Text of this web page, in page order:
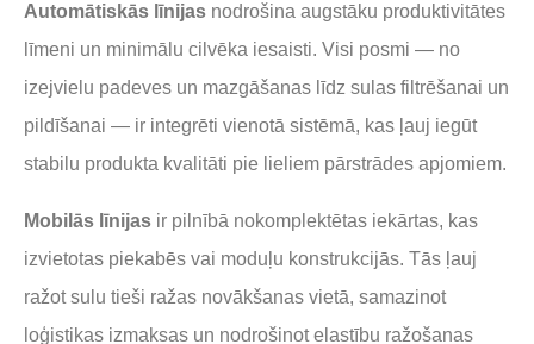
Automātiskās līnijas nodrošina augstāku produktivitātes
līmeni un minimālu cilvēka iesaisti. Visi posmi — no
izejvielu padeves un mazgāšanas līdz sulas filtrēšanai un
pildīšanai — ir integrēti vienotā sistēmā, kas ļauj iegūt
stabilu produkta kvalitāti pie lieliem pārstrādes apjomiem.
Mobilās līnijas ir pilnībā nokomplektētas iekārtas, kas
izvietotas piekabēs vai moduļu konstrukcijās. Tās ļauj
ražot sulu tieši ražas novākšanas vietā, samazinot
loģistikas izmaksas un nodrošinot elastību ražošanas